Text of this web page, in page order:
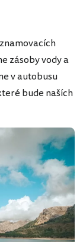
zásoby vody a
v autobusu
bude naších